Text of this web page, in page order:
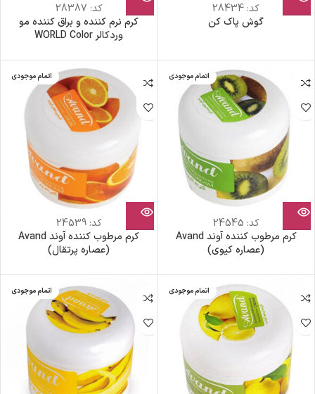
کد: 28434
گوش پاک کن
کد: 28387
کرم نرم کننده و براق کننده مو
وردکالر WORLD Color
اتمام موجودی
کد: 24545
کرم مرطوب کننده آوند Avand
(عصاره کیوی)
اتمام موجودی
کد:24539
کرم مرطوب کننده آوند Avand
(عصاره پرتقال)
اتمام موجودی اتمام موجودی